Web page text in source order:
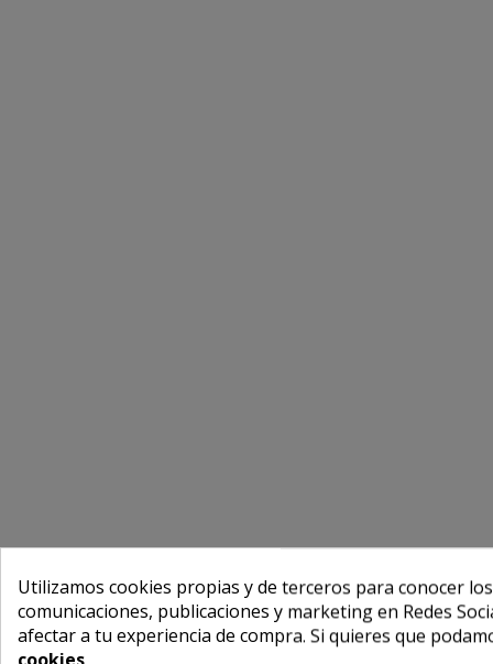
Utilizamos cookies propias y de terceros para conocer
comunicaciones, publicaciones y marketing en Redes
afectar a tu experiencia de compra. Si quieres que